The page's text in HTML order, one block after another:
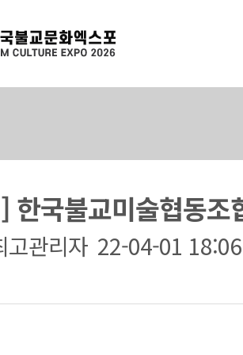
한국불교미술협동조
고관리자 22-04-01 18:06